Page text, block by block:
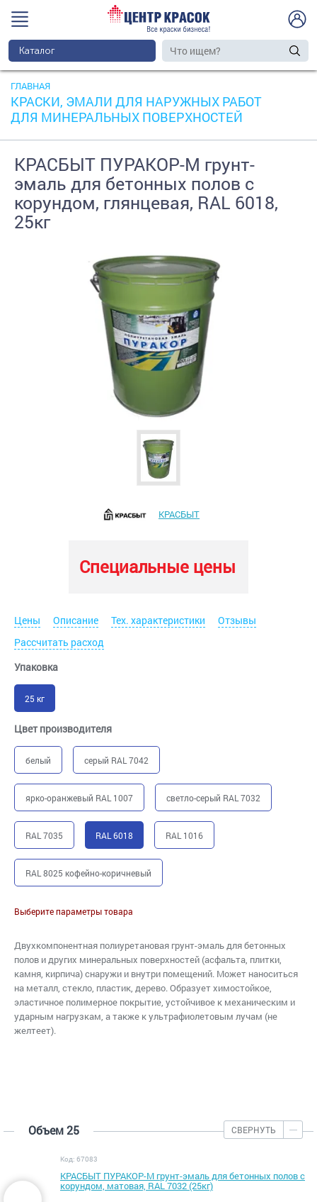
Каталог
ГЛАВНАЯ
КРАСКИ, ЭМАЛИ ДЛЯ НАРУЖНЫХ РАБОТ
ДЛЯ МИНЕРАЛЬНЫХ ПОВЕРХНОСТЕЙ
КРАСБЫТ ПУРАКОР-М грунт-
эмаль для бетонных полов с
корундом, глянцевая, RAL 6018,
25кг
КРАСБЫТ
Специальные цены
Цены Описание Тех. характеристики
Отзывы
Рассчитать расход
Упаковка
25 кг
Цвет производителя
белый серый RAL 7042
ярко-оранжевый RAL 1007 светло-серый RAL 7032
RAL 7035 RAL 6018 RAL 1016
RAL 8025 кофейно-коричневый
Выберите параметры товара
Двухкомпонентная полиуретановая грунт-эмаль для бетонных
полов и других минеральных поверхностей (асфальта, плитки,
камня, кирпича) снаружи и внутри помещений. Может наноситься
на металл, стекло, пластик, дерево. Образует химостойкое,
эластичное полимерное покрытие, устойчивое к механическим и
ударным нагрузкам, а также к ультрафиолетовым лучам (не
желтеет).
Объем 25 СВЕРНУТЬ
Код: 67083
КРАСБЫТ ПУРАКОР-М грунт-эмаль для бетонных полов с
корундом, матовая, RAL 7032 (25кг)